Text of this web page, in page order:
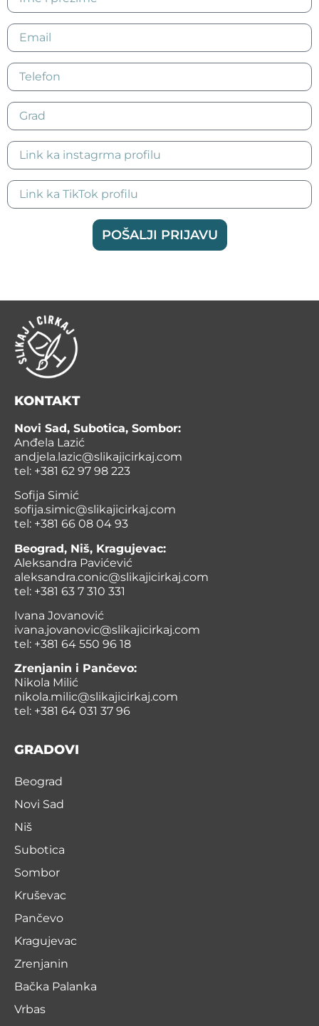
POŠALJI PRIJAVU
KONTAKT
Novi Sad, Subotica, Sombor:
Anđela Lazić
andjela.lazic@slikajicirkaj.com
tel: +381 62 97 98 223
Sofija Simić
sofija.simic@slikajicirkaj.com
tel: +381 66 08 04 93
Beograd, Niš, Kragujevac:
Aleksandra Pavićević
aleksandra.conic@slikajicirkaj.com
tel: +381 63 7 310 331
Ivana Jovanović
ivana.jovanovic@slikajicirkaj.com
tel: +381 64 550 96 18
Zrenjanin i Pančevo:
Nikola Milić
nikola.milic@slikajicirkaj.com
tel: +381 64 031 37 96
GRADOVI
Beograd
Novi Sad
Niš
Subotica
Sombor
Kruševac
Pančevo
Kragujevac
Zrenjanin
Bačka Palanka
Vrbas